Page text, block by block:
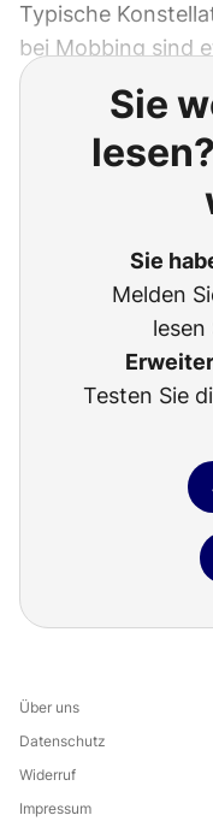
Typische
bei Mobbing sind
Sie
Sie
Melden
Testen Sie
Über uns
Datenschutz
Widerruf
Impressum